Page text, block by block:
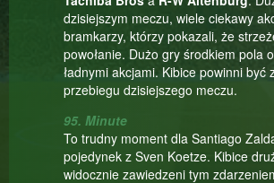
dzisiejszym meczu, wiele ciekawy
bramkarzy, którzy pokazali, że
powołanie. Dużo gry środkiem pola
ładnymi akcjami. Kibice powinni być
przebiegu dzisiejszego meczu.
95. Minute
To trudny moment dla Santiago
pojedynek z Sven Koetze. Kibice
widocznie zawiedzeni tym